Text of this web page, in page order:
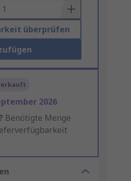
überprüfen
2026
Benötigte Menge